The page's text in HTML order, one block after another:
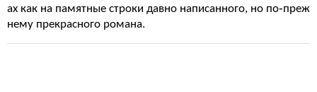
ах как на памятные строки давно написанного, но по‑преж
нему прекрасного романа.